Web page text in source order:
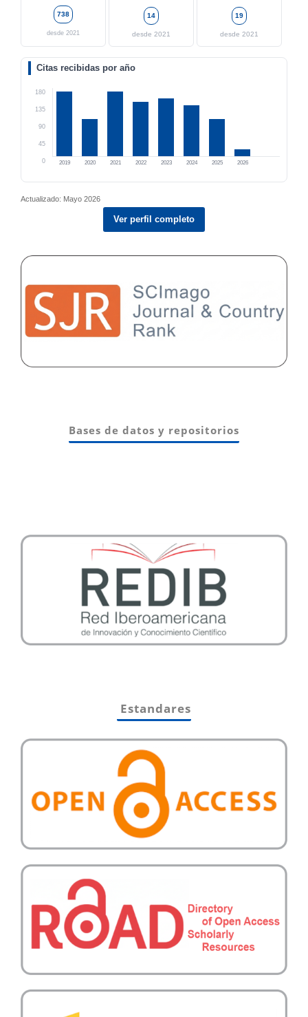
738
desde 2021
14
desde 2021
19
desde 2021
Citas recibidas por año
180
135
90
45
0 2019 2020 2021 2022 2023 2024 2025 2026
Actualizado: Mayo 2026
Ver perfil completo
Bases de datos y repositorios
Estandares